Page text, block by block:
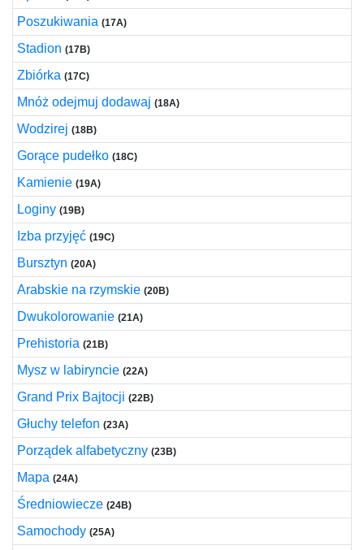
Poszukiwania (17A)
Stadion (17B)
Zbiórka (17C)
Mnóż odejmuj dodawaj (18A)
Wodzirej (18B)
Gorące pudełko (18C)
Kamienie (19A)
Loginy (19B)
Izba przyjęć (19C)
Bursztyn (20A)
Arabskie na rzymskie (20B)
Dwukolorowanie (21A)
Prehistoria (21B)
Mysz w labiryncie (22A)
Grand Prix Bajtocji (22B)
Głuchy telefon (23A)
Porządek alfabetyczny (23B)
Mapa (24A)
Średniowiecze (24B)
Samochody (25A)